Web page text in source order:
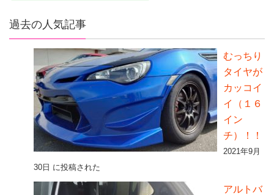
過去の人気記事
むっちり
タイヤが
カッコイ
イ（１６
イン
チ）！！
2021年9月
30日 に投稿された
アルトバ